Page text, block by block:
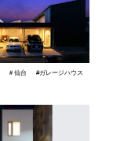
＃仙台
#ガレージハウス